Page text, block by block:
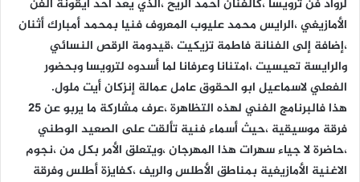
لرواد فن ترويسا ،كالفنان أحمد الريح ،الذي يعد أحد أيقونة الفن
الأمازيغي ،الرايس محمد عليوب المعروف فنيا بمحمد أمبارك أثنان
،إضافة إلى الفنانة فاطمة تزيكيت ،قيدومة الرقص النسائي
والرايسة تعيسيت ،امتنانا وعرفانا لما أسدوه لترويسا وبحضور
الفعلي لاسماعيل ابو الحقوق عامل عمالة إنزكان أيت ملول.
هذا فالبرنامج الفني لهذه التظاهرة ،عرف مشاركة ما يربو عن 25
فرقة موسيقية ،حيث أسماء فنية تألقت على الصعيد الوطني
،حاضرة لا جياء سهرات هذا المهرجان ،ويتعلق الأمر بكل من ،نجوم
الاغنية الأمازيغية بمناطق الأطلس والريف ،كفايزة أطلس وفرقة